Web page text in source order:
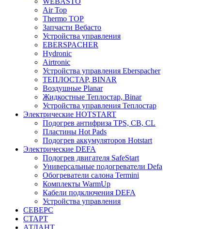
Air Top
Thermo TOP
Запчасти Вебасто
Устройства управления
EBERSPACHER
Hydronic
Airtronic
Устройства управления Eberspacher
ТЕПЛОСТАР, BINAR
Воздушные Planar
Жидкостные Теплостар, Binar
Устройства управления Теплостар
Электрические HOTSTART
Подогрев антифриза TPS, CB, CL
Пластины Hot Pads
Подогрев аккумуляторов Hotstart
Электрические DEFA
Подогрев двигателя SafeStart
Универсальные подогреватели Defa
Обогреватели салона Termini
Комплекты WarmUp
Кабели подключения DEFA
Устройства управления
СЕВЕРС
СТАРТ
АТЛАНТ